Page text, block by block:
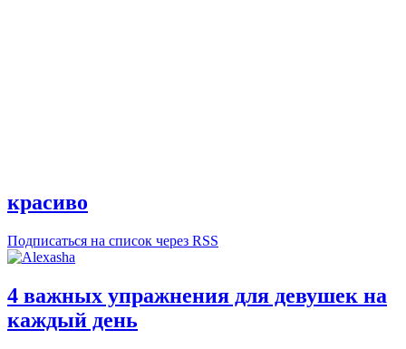
красиво
Подписаться на список через RSS
4 важных упражнения для девушек на
каждый день